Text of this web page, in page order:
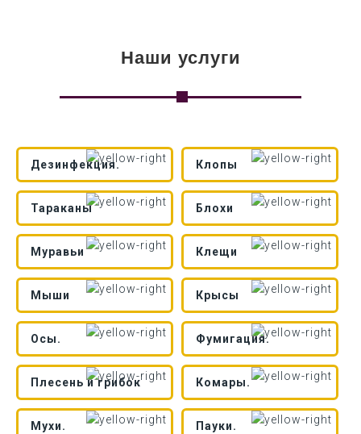
Наши услуги
Дезинфекция. Клопы
Тараканы Блохи
Муравьи Клещи
Мыши Крысы
Осы. Фумигация.
Плесень и грибок Комары.
Мухи. Пауки.